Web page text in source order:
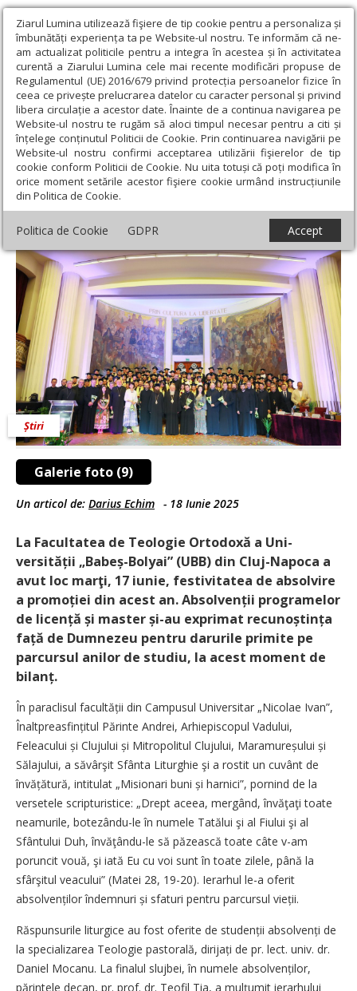
Ziarul Lumina utilizează fişiere de tip cookie pentru a personaliza și
îmbunătăți experiența ta pe Website-ul nostru. Te informăm că ne-
am actualizat politicile pentru a integra în acestea și în activitatea
curentă a Ziarului Lumina cele mai recente modificări propuse de
Regulamentul (UE) 2016/679 privind protecția persoanelor fizice în
ceea ce privește prelucrarea datelor cu caracter personal și privind
libera circulație a acestor date. Înainte de a continua navigarea pe
Website-ul nostru te rugăm să aloci timpul necesar pentru a citi și
înțelege conținutul Politicii de Cookie. Prin continuarea navigării pe
Website-ul nostru confirmi acceptarea utilizării fişierelor de tip
cookie conform Politicii de Cookie. Nu uita totuși că poți modifica în
orice moment setările acestor fişiere cookie urmând instrucțiunile
din Politica de Cookie.
Politica de Cookie GDPR Accept
Ziarul Lumina › Actualitate religioasă › Știri › Festivitate de
absolvire la Facultatea de Teologie Ortodoxă din Cluj-Napoca
Festivitate de absolvire la Facultatea de
Teologie Ortodoxă din Cluj-Napoca
Galerie foto (9)
Știri
Un articol de: Darius Echim - 18 Iunie 2025
La Facultatea de Teologie Ortodoxă a Uni­
versității „Babeș-Bolyai” (UBB) din Cluj-Napoca a
avut loc marţi, 17 iunie, festivitatea de absolvire
a promoției din acest an. Absolvenții programelor
de licență și master și-au exprimat recunoștința
față de Dumnezeu pentru darurile primite pe
parcursul anilor de studiu, la acest moment de
bilanț.
În paraclisul facultății din Campusul Universitar „Nicolae Ivan”,
Înaltpreasfințitul Părinte Andrei, Arhiepiscopul Vadului,
Feleacului și Clujului și Mitropolitul Clujului, Maramureșului și
Sălajului, a săvârşit Sfânta Liturghie şi a rostit un cuvânt de
învățătură, intitulat „Misionari buni și harnici”, pornind de la
versetele scripturistice: „Drept aceea, mer­gând, învăţaţi toate
neamurile, botezân­du-le în numele Tatălui şi al Fiului şi al
Sfântului Duh, învăţându-le să păzească toate câte v-am
poruncit vouă, şi iată Eu cu voi sunt în toate zilele, până la
sfârşitul veacului” (Matei 28, 19-20). Ierarhul le-a oferit
absolvenților îndemnuri și sfaturi pentru parcursul vieții.
Răspunsurile liturgice au fost oferite de studenții absolvenți de
la specializarea Teologie pastorală, dirijați de pr. lect. univ. dr.
Daniel Mocanu. La finalul slujbei, în numele absol­venților,
părintele decan, pr. prof. dr. Teofil Tia, a mulțumit ierarhului